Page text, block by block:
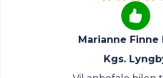
Marianne Finne
Kgs.